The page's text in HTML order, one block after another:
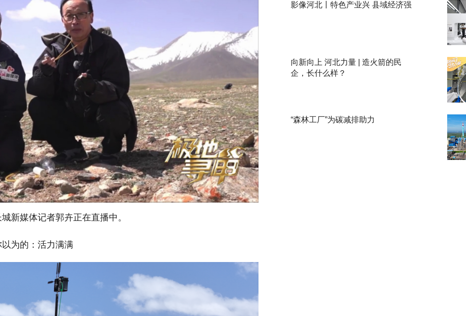
新媒体记者郭卉正在直播中。
以为的：活力满满
影像河北丨特色产业兴 县域经济强
向新向上 河北力量 | 造火箭的民
企，长什么样？
“森林工厂”为碳减排助力